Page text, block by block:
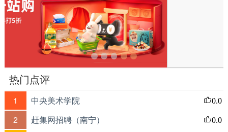
热门点评
1 中央美术学院 0.0
2 赶集网招聘（南宁） 0.0